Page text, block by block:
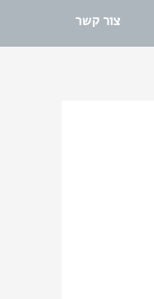
צור קשר